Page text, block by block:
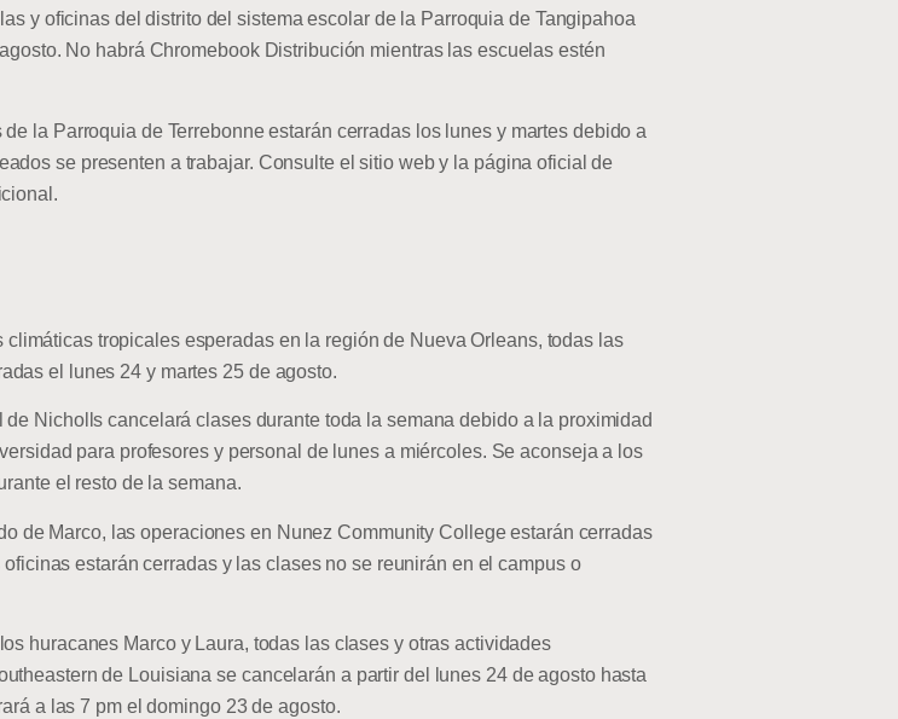
y oficinas del distrito del sistema escolar de la Parroquia de Tangipahoa
No habrá Chromebook Distribución mientras las escuelas estén
la Parroquia de Terrebonne estarán cerradas los lunes y martes debido a
se presenten a trabajar. Consulte el sitio web y la página oficial de
tropicales esperadas en la región de Nueva Orleans, todas las
el lunes 24 y martes 25 de agosto.
de Nicholls cancelará clases durante toda la semana debido a la proximidad
para profesores y personal de lunes a miércoles. Se aconseja a los
el resto de la semana.
de Marco, las operaciones en Nunez Community College estarán cerradas
estarán cerradas y las clases no se reunirán en el campus o
huracanes Marco y Laura, todas las clases y otras actividades
de Louisiana se cancelarán a partir del lunes 24 de agosto hasta
a las 7 pm el domingo 23 de agosto.